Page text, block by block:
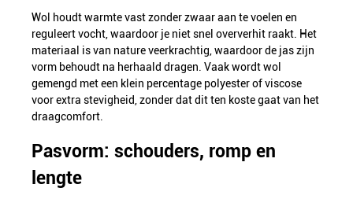
Wol houdt warmte vast zonder zwaar aan te voelen en
reguleert vocht, waardoor je niet snel oververhit raakt. Het
materiaal is van nature veerkrachtig, waardoor de jas zijn
vorm behoudt na herhaald dragen. Vaak wordt wol
gemengd met een klein percentage polyester of viscose
voor extra stevigheid, zonder dat dit ten koste gaat van het
draagcomfort.
Pasvorm: schouders, romp en
lengte